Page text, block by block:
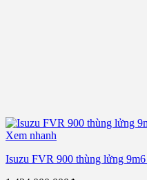
Xem nhanh
Isuzu FVR 900 thùng lửng